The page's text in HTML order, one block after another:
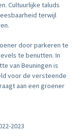
Cultuurlijke taluds
terwijl
door parkeren te
te benutten. In
van Beuningen is
voor de versteende
aan een groener
2023